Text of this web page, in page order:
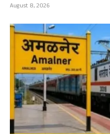
August 8, 2026